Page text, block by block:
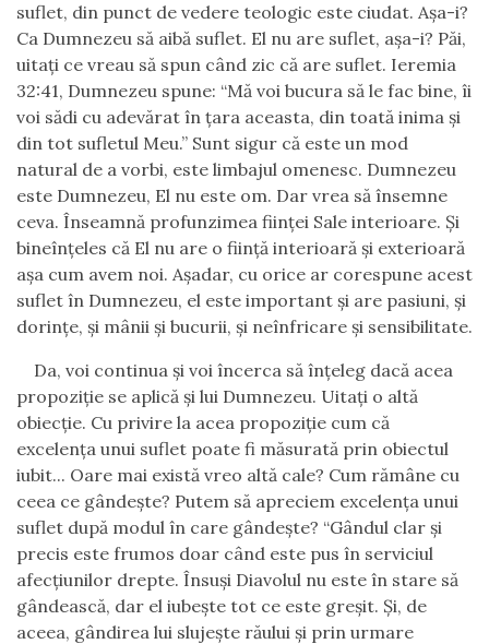
suflet, din punct de vedere teologic este ciudat. Aşa-i?
Ca Dumnezeu să aibă suflet. El nu are suflet, aşa-i? Păi,
uitaţi ce vreau să spun când zic că are suflet. Ieremia
32:41, Dumnezeu spune: “Mă voi bucura să le fac bine, îi
voi sădi cu adevărat în ţara aceasta, din toată inima şi
din tot sufletul Meu.” Sunt sigur că este un mod
natural de a vorbi, este limbajul omenesc. Dumnezeu
este Dumnezeu, El nu este om. Dar vrea să însemne
ceva. Înseamnă profunzimea fiinţei Sale interioare. Şi
bineînţeles că El nu are o fiinţă interioară şi exterioară
aşa cum avem noi. Aşadar, cu orice ar corespune acest
suflet în Dumnezeu, el este important și are pasiuni, şi
dorinţe, şi mânii şi bucurii, şi neînfricare şi sensibilitate.
Da, voi continua şi voi încerca să înţeleg dacă acea
propoziţie se aplică şi lui Dumnezeu. Uitaţi o altă
obiecţie. Cu privire la acea propoziţie cum că
excelenţa unui suflet poate fi măsurată prin obiectul
iubit... Oare mai există vreo altă cale? Cum rămâne cu
ceea ce gândeşte? Putem să apreciem excelenţa unui
suflet după modul în care gândeşte? “Gândul clar şi
precis este frumos doar când este pus în serviciul
afecţiunilor drepte. Însuşi Diavolul nu este în stare să
gândească, dar el iubeşte tot ce este greşit. Şi, de
aceea, gândirea lui slujeşte răului şi prin urmare